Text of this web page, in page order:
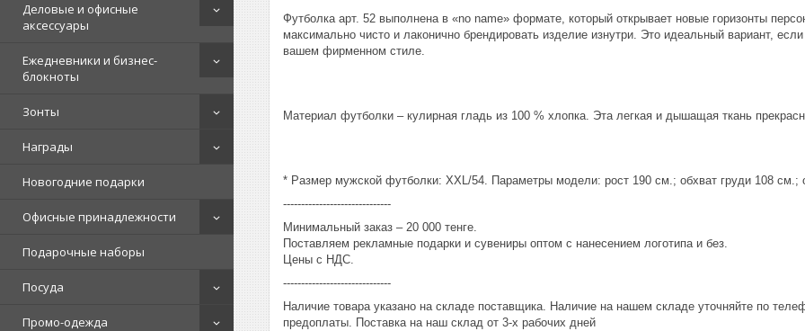
Деловые и офисные
аксессуары
Ежедневники и бизнес-
блокноты
Зонты
Награды
Новогодние подарки
Офисные принадлежности
Подарочные наборы
Посуда
Промо-одежда
Футболка арт. 52 выполнена в «no name» формате, который открывает новые горизонты
максимально чисто и лаконично брендировать изделие изнутри. Это идеальный вариант,
вашем фирменном стиле.
Материал футболки – кулирная гладь из 100 % хлопка. Эта легкая и дышащая ткань
* Размер мужской футболки: XXL/54. Параметры модели: рост 190 см.; обхват груди 108 см.;
------------------------------
Минимальный заказ – 20 000 тенге.
Поставляем рекламные подарки и сувениры оптом с нанесением логотипа и без.
Цены с НДС.
------------------------------
Наличие товара указано на складе поставщика. Наличие на нашем складе уточняйте по
предоплаты. Поставка на наш склад от 3-x рабочих дней